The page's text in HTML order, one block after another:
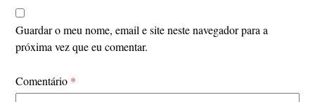
Guardar o meu nome, email e site neste navegador para a
próxima vez que eu comentar.
Comentário *